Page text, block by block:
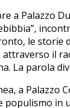
a Palazzo
le storie
attraverso il
La parola
a Palazzo
populismo in